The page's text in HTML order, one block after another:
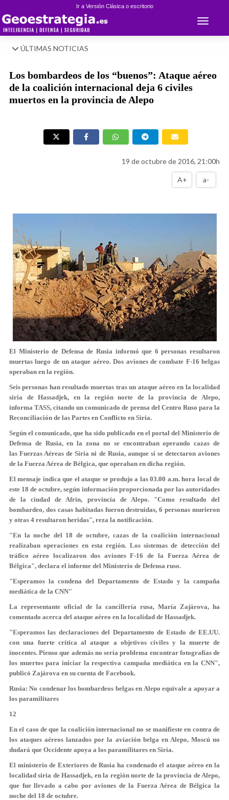
Ir a Versión Clásica o escritorio
Toggle
ÚLTIMAS NOTICIAS
Los bombardeos de los “buenos”: Ataque aéreo
de la coalición internacional deja 6 civiles
muertos en la provincia de Alepo
19 de octubre de 2016, 21:00h
A+ a-
El Ministerio de Defensa de Rusia informó que 6 personas resultaron
muertas luego de un ataque aéreo. Dos aviones de combate F-16 belgas
operaban en la región.
Seis personas han resultado muertas tras un ataque aéreo en la localidad
siria de Hassadjek, en la región norte de la provincia de Alepo,
informa TASS, citando un comunicado de prensa del Centro Ruso para la
Reconciliación de las Partes en Conflicto en Siria.
Según el comunicado, que ha sido publicado en el portal del Ministerio de
Defensa de Rusia, en la zona no se encontraban operando cazas de
las Fuerzas Aéreas de Siria ni de Rusia, aunque sí se detectaron aviones
de la Fuerza Aérea de Bélgica, que operaban en dicha región.
El mensaje indica que el ataque se produjo a las 03.00 a.m. hora local de
este 18 de octubre, según información proporcionada por las autoridades
de la ciudad de Afrin, provincia de Alepo. "Como resultado del
bombardeo, dos casas habitadas fueron destruidas, 6 personas murieron
y otras 4 resultaron heridas", reza la notificación.
"En la noche del 18 de octubre, cazas de la coalición internacional
realizaban operaciones en esta región. Los sistemas de detección del
tráfico aéreo localizaron dos aviones F-16 de la Fuerza Aérea de
Bélgica", declara el informe del Ministerio de Defensa ruso.
"Esperamos la condena del Departamento de Estado y la campaña
mediática de la CNN"
La representante oficial de la cancillería rusa, María Zajárova, ha
comentado acerca del ataque aéreo en la localidad de Hassadjek.
"Esperamos las declaraciones del Departamento de Estado de EE.UU.
con una fuerte crítica al ataque a objetivos civiles y la muerte de
inocentes. Pienso que además no sería problema encontrar fotografías de
los muertos para iniciar la respectiva campaña mediática en la CNN",
publicó Zajárova en su cuenta de Facebook.
Rusia: No condenar los bombardeos belgas en Alepo equivale a apoyar a
los paramilitares
12
En el caso de que la coalición internacional no se manifieste en contra de
los ataques aéreos lanzados por la aviación belga en Alepo, Moscú no
dudará que Occidente apoya a los paramilitares en Siria.
El ministerio de Exteriores de Rusia ha condenado el ataque aéreo en la
localidad siria de Hassadjek, en la región norte de la provincia de Alepo,
que fue llevado a cabo por aviones de la Fuerza Aérea de Bélgica la
noche del 18 de octubre.